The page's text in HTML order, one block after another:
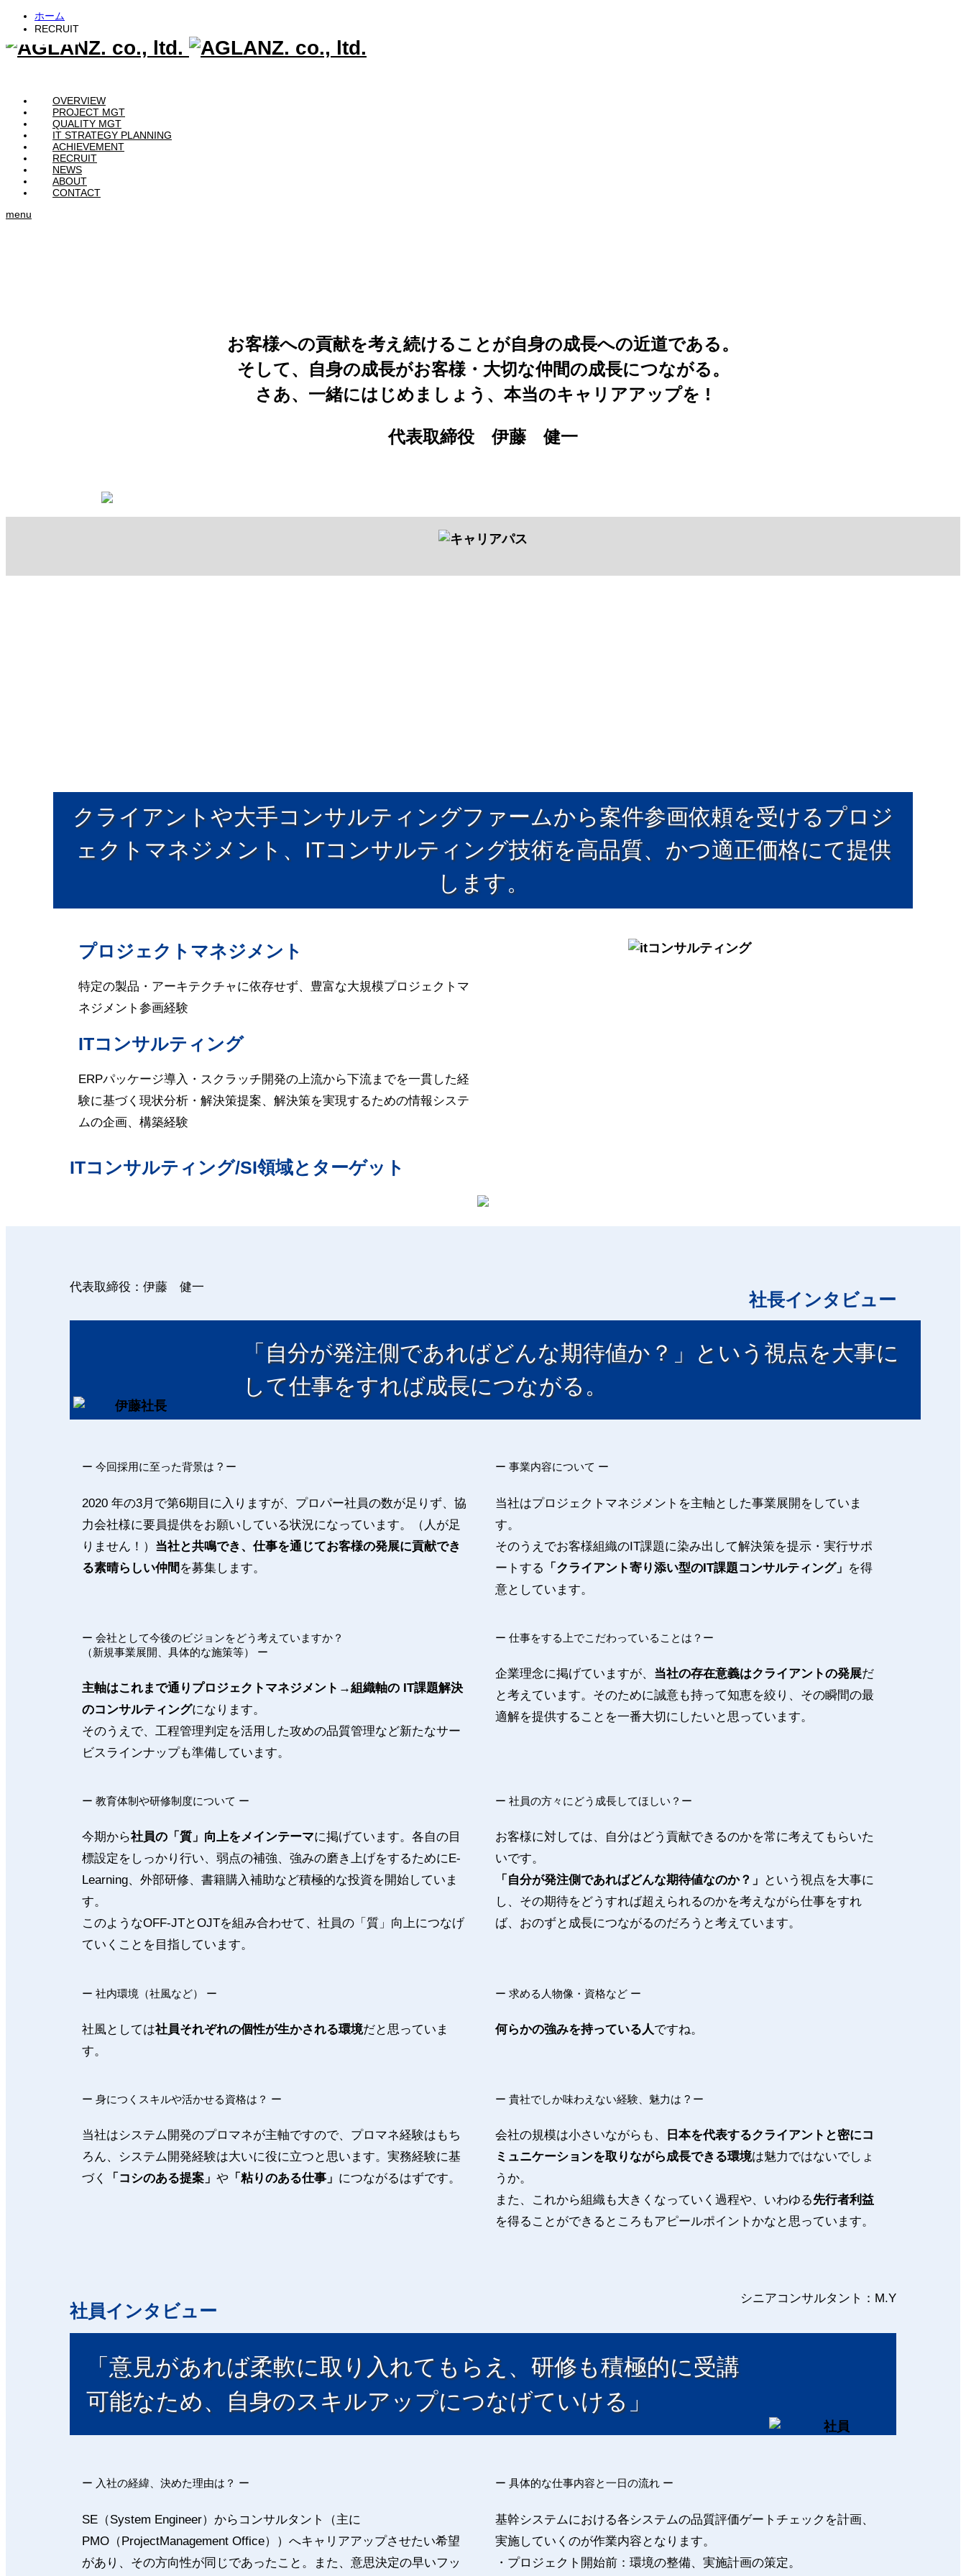
OVERVIEW
PROJECT MGT
QUALITY MGT
IT STRATEGY PLANNING
ACHIEVEMENT
RECRUIT
NEWS
ABOUT
CONTACT
menu
ホーム
RECRUIT
お客様への貢献を考え続けることが自身の成長への近道である。
そして、自身の成長がお客様・大切な仲間の成長につながる。
さあ、一緒にはじめましょう、本当のキャリアアップを !
代表取締役 伊藤 健一
クライアントや大手コンサルティングファームから案件参画依頼を受けるプロジ
ェクトマネジメント、ITコンサルティング技術を高品質、かつ適正価格にて提供
します。
プロジェクトマネジメント
特定の製品・アーキテクチャに依存せず、豊富な大規模プロジェクトマ
ネジメント参画経験
ITコンサルティング
ERPパッケージ導入・スクラッチ開発の上流から下流までを一貫した経
験に基づく現状分析・解決策提案、解決策を実現するための情報システ
ムの企画、構築経験
ITコンサルティング/SI領域とターゲット
代表取締役：伊藤 健一
社長インタビュー
「自分が発注側であればどんな期待値か？」という視点を大事に
して仕事をすれば成長につながる。
ー 今回採用に至った背景は ? ー
2020 年の3月で第6期目に入りますが、プロパー社員の数が足りず、協
力会社様に要員提供をお願いしている状況になっています。（人が足
りません！） 当社と共鳴でき、仕事を通じてお客様の発展に貢献でき
る素晴らしい仲間 を募集します。
ー 事業内容について ー
当社はプロジェクトマネジメントを主軸とした事業展開をしていま
す。
そのうえでお客様組織のIT課題に染み出して解決策を提示・実行サポ
ートする
「クライアント寄り添い型のIT課題コンサルティング」 を得
意としています。
ー 会社として今後のビジョンをどう考えていますか？
（新規事業展開、具体的な施策等） ー
主軸はこれまで通りプロジェクトマネジメント→組織軸の IT課題解決
のコンサルティングになります。
そのうえで、工程管理判定を活用した攻めの品質管理など新たなサー
ビスラインナップも準備しています。
ー 仕事をする上でこだわっていることは？ー
企業理念に掲げていますが、 当社の存在意義はクライアントの発展だ
と考えています。そのために誠意も持って知恵を絞り、その瞬間の最
適解を提供することを一番大切にしたいと思っています。
ー 教育体制や研修制度について ー
今期から社員の「質」向上をメインテーマに掲げています。各自の目
標設定をしっかり行い、弱点の補強、強みの磨き上げをするためにE-
Learning、外部研修、書籍購入補助など積極的な投資を開始していま
す。
このようなOFF-JTとOJTを組み合わせて、社員の「質」向上につなげ
ていくことを目指しています。
ー 社員の方々にどう成長してほしい？ー
お客様に対しては、自分はどう貢献できるのかを常に考えてもらいた
いです。
「自分が発注側であればどんな期待値なのか？」
という視点を大事に
し、その期待をどうすれば超えられるのかを考えながら仕事をすれ
ば、おのずと成長につながるのだろうと考えています。
ー 社内環境（社風など） ー
社風としては社員それぞれの個性が生かされる環境だと思っていま
す。
ー 求める人物像・資格など ー
何らかの強みを持っている人ですね。
ー 身につくスキルや活かせる資格は？ ー
当社はシステム開発のプロマネが主軸ですので、プロマネ経験はもち
ろん、システム開発経験は大いに役に立つと思います。実務経験に基
づく
「コシのある提案」や 「粘りのある仕事」 につながるはずです。
ー 貴社でしか味わえない経験、魅力は ? ー
会社の規模は小さいながらも、
日本を代表するクライアントと密にコ
ミュニケーションを取りながら成長できる環境は魅力ではないでしょ
うか。
また、これから組織も大きくなっていく過程や、いわゆる先行者利益
を得ることができるところもアピールポイントかなと思っています。
シニアコンサルタント：M.Y
社員インタビュー
「意見があれば柔軟に取り入れてもらえ、研修も積極的に受講
可能なため、自身のスキルアップにつなげていける」
ー 入社の経緯、決めた理由は？ ー
SE（System Engineer）からコンサルタント（主に
PMO（ProjectManagement Office））へキャリアアップさせたい希望
があり、その方向性が同じであったこと。また、意思決定の早いフッ
ー 具体的な仕事内容と一日の流れ ー
基幹システムにおける各システムの品質評価ゲートチェックを計画、
実施していくのが作業内容となります。
・プロジェクト開始前：環境の整備、実施計画の策定。